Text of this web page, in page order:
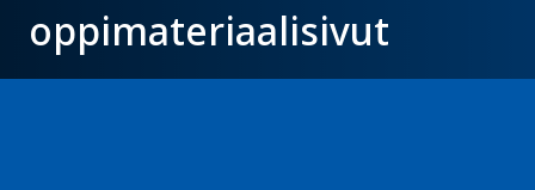
oppimateriaalisivut